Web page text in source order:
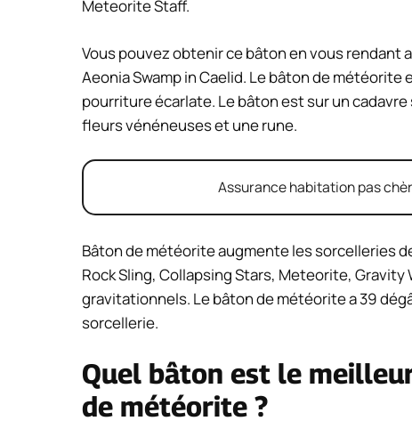
Meteorite Staff.
Vous pouvez obtenir ce bâton en vous rendant
Aeonia Swamp in Caelid. Le bâton de
pourriture écarlate. Le bâton est sur un
fleurs vénéneuses et une rune.
Assurance habitation pas
Bâton de météorite augmente les sorcelleries
Rock Sling, Collapsing Stars, Meteorite,
gravitationnels. Le bâton de météorite a 39
sorcellerie.
Quel bâton est le
de météorite ?